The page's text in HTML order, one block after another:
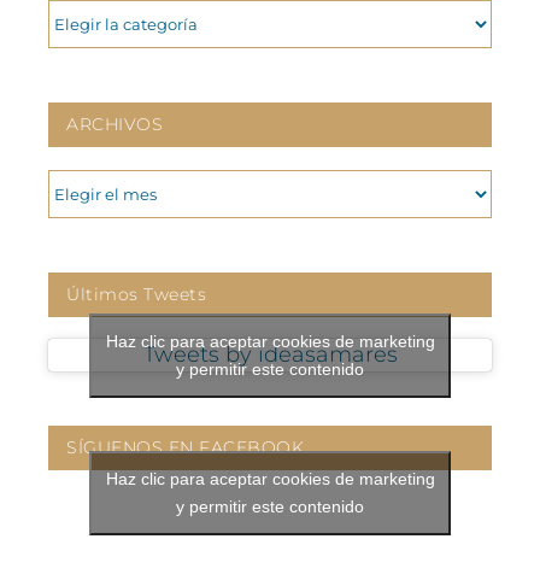
CATEGORIAS
ARCHIVOS
ARCHIVOS
Últimos Tweets
Tweets by ideasamares
Haz clic para aceptar cookies de marketing
y permitir este contenido
SÍGUENOS EN FACEBOOK
Haz clic para aceptar cookies de marketing
y permitir este contenido